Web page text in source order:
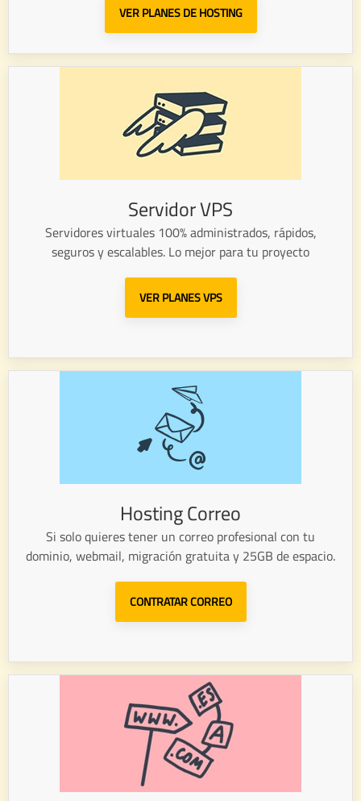
VER PLANES DE HOSTING
Servidor VPS
Servidores virtuales 100% administrados, rápidos,
seguros y escalables. Lo mejor para tu proyecto
VER PLANES VPS
Hosting Correo
Si solo quieres tener un correo profesional con tu
dominio, webmail, migración gratuita y 25GB de espacio.
CONTRATAR CORREO